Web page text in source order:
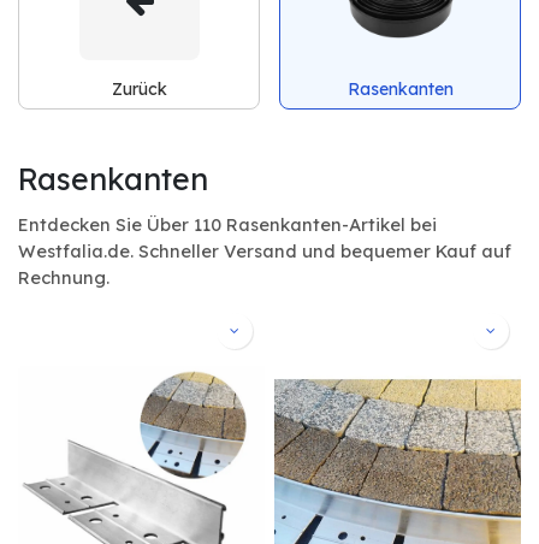
Zurück Rasenkanten
Rasenkanten
Entdecken Sie Über 110 Rasenkanten-Artikel bei
Westfalia.de. Schneller Versand und bequemer Kauf auf
Rechnung.